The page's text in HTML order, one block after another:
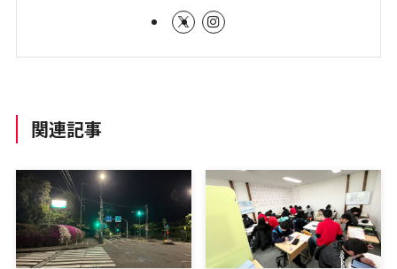
関連記事